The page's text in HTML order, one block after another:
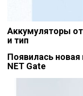
Аккумуляторы
и тип
Появилась новая
NET Gate